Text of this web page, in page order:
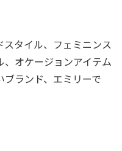
タイル、フェミニンス
オケージョンアイテム
ランド、エミリーで